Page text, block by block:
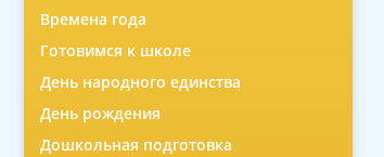
Времена года
Готовимся к школе
День народного единства
День рождения
Дошкольная подготовка